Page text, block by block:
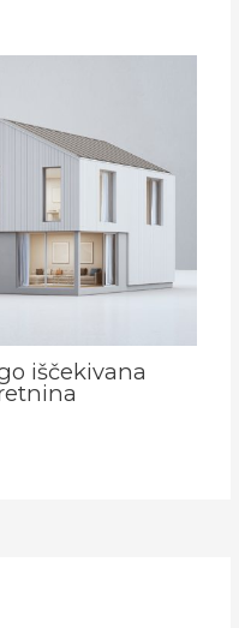
iščekivana